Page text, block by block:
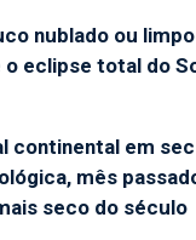
nublado ou limpo
o eclipse total do
continental em
mês
seco do século